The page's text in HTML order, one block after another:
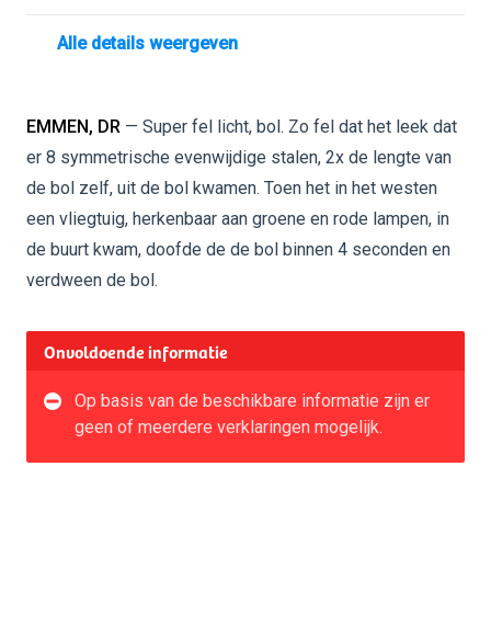
Alle details weergeven
EMMEN, DR — Super fel licht, bol. Zo fel dat het leek dat
er 8 symmetrische evenwijdige stalen, 2x de lengte van
de bol zelf, uit de bol kwamen. Toen het in het westen
een vliegtuig, herkenbaar aan groene en rode lampen, in
de buurt kwam, doofde de de bol binnen 4 seconden en
verdween de bol.
Onvoldoende informatie
Op basis van de beschikbare informatie zijn er
geen of meerdere verklaringen mogelijk.